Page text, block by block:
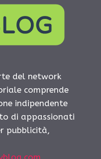
del network
comprende
indipendente
di appassionati
pubblicità,